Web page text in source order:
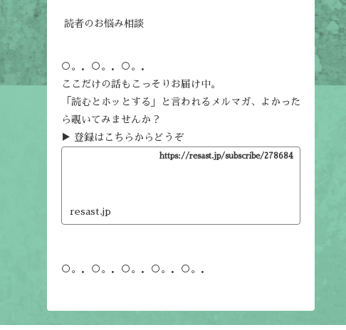
読者のお悩み相談
○。．○。．○。．
ここだけの話もこっそりお届け中。
「読むとホッとする」と言われるメルマガ、よかった
ら覗いてみませんか？
▶ 登録はこちらからどうぞ
https://resast.jp/subscribe/278684
resast.jp
○。．○。．○。．○。．○。．